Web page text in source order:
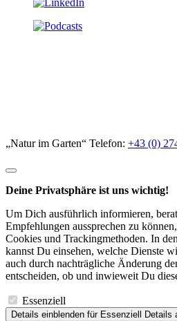
„Natur im Garten“ Telefon: +43 (0)
Deine Privatsphäre ist uns wichtig!
Um Dich ausführlich informieren,
Empfehlungen aussprechen zu
Cookies und Trackingmethoden. In
kannst Du einsehen, welche Dienste
auch durch nachträgliche Änderung
entscheiden, ob und inwieweit Du
Essenziell
Details einblenden für Essenziell Details